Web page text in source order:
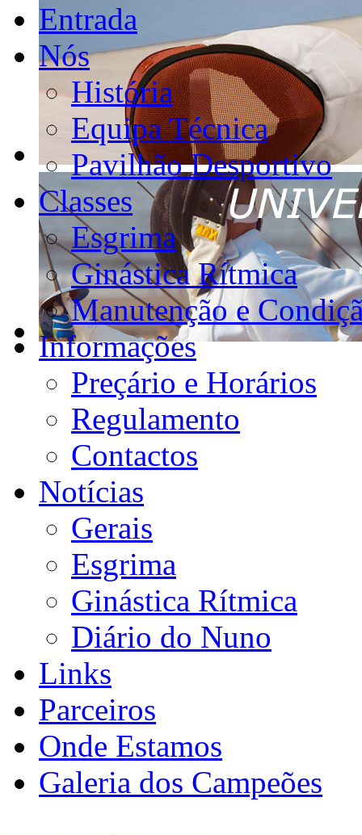
Entrada
Nós
História
Equipa Técnica
Pavilhão Desportivo
Classes
Esgrima
Ginástica Rítmica
Manutenção e
Informações
Preçário e Horários
Regulamento
Contactos
Notícias
Gerais
Esgrima
Ginástica Rítmica
Diário do Nuno
Links
Parceiros
Onde Estamos
Galeria dos Campeões